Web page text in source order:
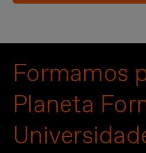
Formamos
Planeta